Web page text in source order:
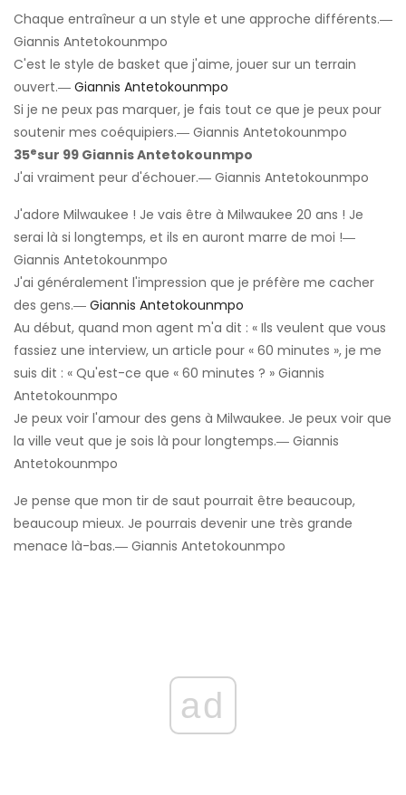
Chaque entraîneur a un style et une approche différents.―
Giannis Antetokounmpo
C'est le style de basket que j'aime, jouer sur un terrain
ouvert.― Giannis Antetokounmpo
Si je ne peux pas marquer, je fais tout ce que je peux pour
soutenir mes coéquipiers.― Giannis Antetokounmpo
35esur 99 Giannis Antetokounmpo
J'ai vraiment peur d'échouer.― Giannis Antetokounmpo
J'adore Milwaukee ! Je vais être à Milwaukee 20 ans ! Je
serai là si longtemps, et ils en auront marre de moi !―
Giannis Antetokounmpo
J'ai généralement l'impression que je préfère me cacher
des gens.― Giannis Antetokounmpo
Au début, quand mon agent m'a dit : « Ils veulent que vous
fassiez une interview, un article pour « 60 minutes », je me
suis dit : « Qu'est-ce que « 60 minutes ? » Giannis
Antetokounmpo
Je peux voir l'amour des gens à Milwaukee. Je peux voir que
la ville veut que je sois là pour longtemps.― Giannis
Antetokounmpo
Je pense que mon tir de saut pourrait être beaucoup,
beaucoup mieux. Je pourrais devenir une très grande
menace là-bas.― Giannis Antetokounmpo
ad